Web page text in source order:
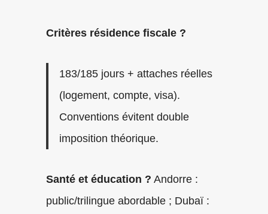
Critères résidence fiscale ?
183/185 jours + attaches réelles
(logement, compte, visa).
Conventions évitent double
imposition théorique.
Santé et éducation ? Andorre :
public/trilingue abordable ; Dubaï :